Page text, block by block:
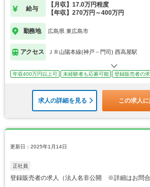
給与
【月収】17.0万円程度
【年収】270万円～400万円
勤務地 広島県 東広島市
アクセス ＪＲ山陽本線(神戸－門司) 西高屋駅
年収400万円以上可 未経験者も応募可能 登録販売者の求
求人の詳細を見る この求人
更新日：2025年1月14日
正社員
登録販売者の求人（法人名非公開 ※詳細はお問合